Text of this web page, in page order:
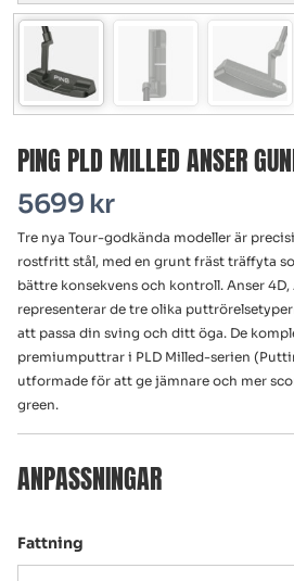
PING PLD MILLED ANSER
5699 kr
Tre nya Tour-godkända modeller är
rostfritt stål, med en grunt fräst träffyta
bättre konsekvens och kontroll. Anser
representerar de tre olika
att passa din sving och ditt öga. De
premiumputtrar i PLD Milled-serien
utformade för att ge jämnare och mer
green.
ANPASSNINGAR
Fattning